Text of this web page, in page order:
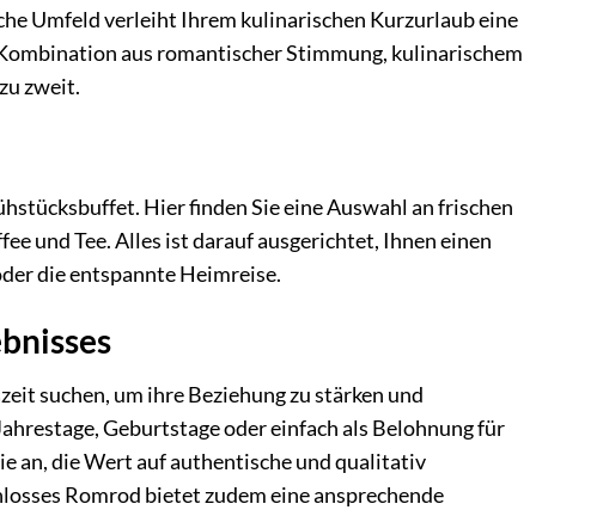
Umfeld verleiht Ihrem kulinarischen Kurzurlaub eine
aus romantischer Stimmung, kulinarischem
zweit.
Hier finden Sie eine Auswahl an frischen
und Tee. Alles ist darauf ausgerichtet, Ihnen einen
die entspannte Heimreise.
suchen, um ihre Beziehung zu stärken und
Geburtstage oder einfach als Belohnung für
an, die Wert auf authentische und qualitativ
Romrod bietet zudem eine ansprechende